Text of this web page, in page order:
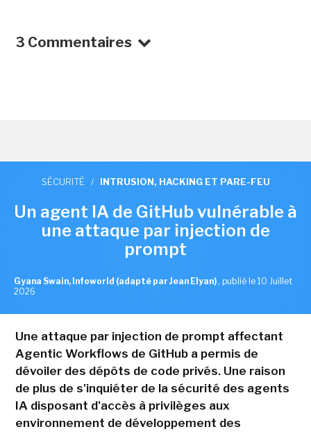
3 Commentaires
SÉCURITÉ / INTRUSION, HACKING ET PARE-FEU
Un agent IA de GitHub vulnérable à
une attaque par injection de
prompt
Gyana Swain, Infoworld (adapté par Jean Elyan) , publié le 10 Juillet
2026
Une attaque par injection de prompt affectant
Agentic Workflows de GitHub a permis de
dévoiler des dépôts de code privés. Une raison
de plus de s'inquiéter de la sécurité des agents
IA disposant d'accès à privilèges aux
environnement de développement des